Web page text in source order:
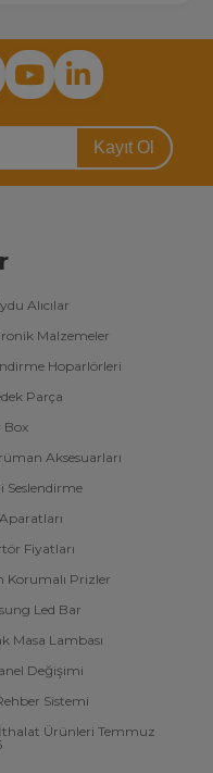
Kayıt Ol
Alıcılar
Malzemeler
Hoparlörleri
Parça
Box
Aksesuarları
Seslendirme
Fiyatları
Korumalı Prizler
Led Bar
Masa Lambası
Değişimi
Sistemi
Ürünleri Temmuz